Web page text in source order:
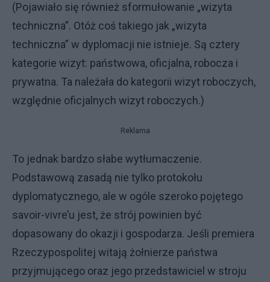
(Pojawiało się również sformułowanie „wizyta
techniczna”. Otóż coś takiego jak „wizyta
techniczna” w dyplomacji nie istnieje. Są cztery
kategorie wizyt: państwowa, oficjalna, robocza i
prywatna. Ta należała do kategorii wizyt roboczych,
względnie oficjalnych wizyt roboczych.)
Reklama
To jednak bardzo słabe wytłumaczenie.
Podstawową zasadą nie tylko protokołu
dyplomatycznego, ale w ogóle szeroko pojętego
savoir-vivre’u jest, że strój powinien być
dopasowany do okazji i gospodarza. Jeśli premiera
Rzeczypospolitej witają żołnierze państwa
przyjmującego oraz jego przedstawiciel w stroju